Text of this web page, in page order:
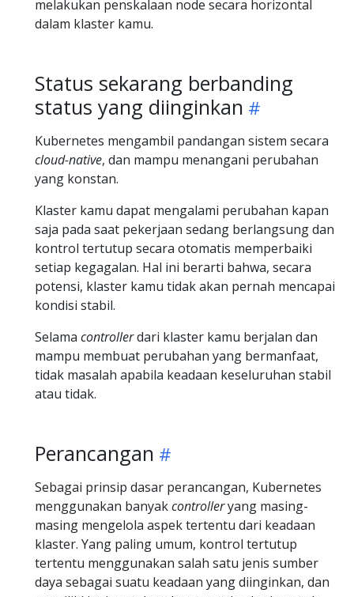
melakukan penskalaan node secara horizontal
dalam klaster kamu.
Status sekarang berbanding
status yang diinginkan
Kubernetes mengambil pandangan sistem secara
cloud-native, dan mampu menangani perubahan
yang konstan.
Klaster kamu dapat mengalami perubahan kapan
saja pada saat pekerjaan sedang berlangsung dan
kontrol tertutup secara otomatis memperbaiki
setiap kegagalan. Hal ini berarti bahwa, secara
potensi, klaster kamu tidak akan pernah mencapai
kondisi stabil.
Selama controllerdari klaster kamu berjalan dan
mampu membuat perubahan yang bermanfaat,
tidak masalah apabila keadaan keseluruhan stabil
atau tidak.
Perancangan
Sebagai prinsip dasar perancangan, Kubernetes
menggunakan banyakcontrolleryang masing-
masing mengelola aspek tertentu dari keadaan
klaster. Yang paling umum, kontrol tertutup
tertentu menggunakan salah satu jenis sumber
daya sebagai suatu keadaan yang diinginkan, dan